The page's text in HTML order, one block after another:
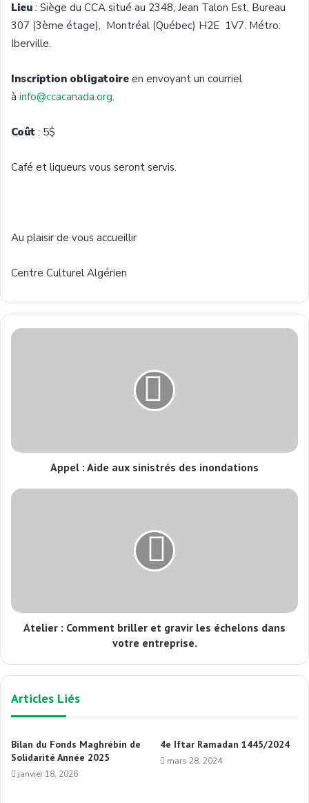
Lieu : Siège du CCA situé au 2348, Jean Talon Est, Bureau
307 (3ème étage), Montréal (Québec) H2E 1V7. Métro:
Iberville.
Inscription obligatoire en envoyant un courriel
à info@ccacanada.org.
Coût : 5$
Café et liqueurs vous seront servis.
Au plaisir de vous accueillir
Centre Culturel Algérien
Appel : Aide aux sinistrés des inondations
Atelier : Comment briller et gravir les échelons dans
votre entreprise.
Articles Liés
Bilan du Fonds Maghrébin de
Solidarité Année 2025
janvier 18, 2026
4e Iftar Ramadan 1445/2024
mars 28, 2024